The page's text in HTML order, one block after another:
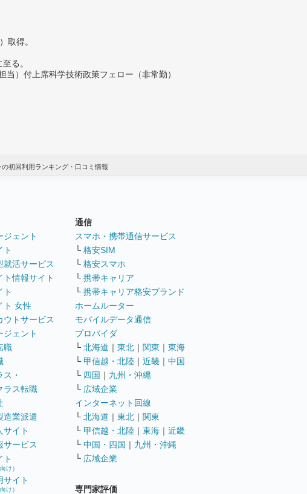
取得。
る。
）付上席科学技術政策フェロー（非常勤）
の初回利用ランキング・口コミ情報
ジェント
ト
就活サービス
ト情報サイト
ト
ト 女性
ウトサービス
ジェント
職
・
ラス転職
造業派遣
サイト
サービス
ト
け）
サイト
け）
通信
スマホ・携帯通信サービス
└ 格安SIM
└ 格安スマホ
└ 携帯キャリア
└ 携帯キャリア格安ブランド
ホームルーター
モバイルデータ通信
プロバイダ
└ 北海道 ｜ 東北 ｜ 関東 ｜ 東海
└ 甲信越・北陸 ｜ 近畿 ｜ 中国
└ 四国 ｜ 九州・沖縄
└ 広域企業
インターネット回線
└ 北海道 ｜ 東北 ｜ 関東
└ 甲信越・北陸 ｜ 東海 ｜ 近畿
└ 中国・四国 ｜ 九州・沖縄
└ 広域企業
専門家評価